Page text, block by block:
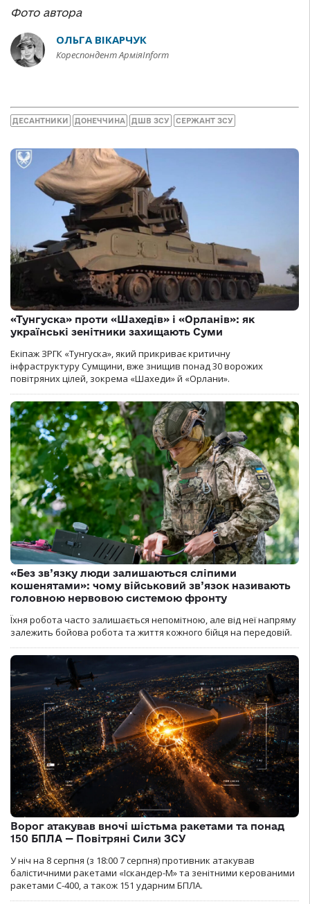
Фото автора
ОЛЬГА ВІКАРЧУК
Кореспондент АрміяInform
ДЕСАНТНИКИ ДОНЕЧЧИНА ДШВ ЗСУ СЕРЖАНТ ЗСУ
«Тунгуска» проти «Шахедів» і «Орланів»: як
українські зенітники захищають Суми
Екіпаж ЗРГК «Тунгуска», який прикриває критичну
інфраструктуру Сумщини, вже знищив понад 30 ворожих
повітряних цілей, зокрема «Шахеди» й «Орлани».
«Без зв’язку люди залишаються сліпими
кошенятами»: чому військовий зв’язок називають
головною нервовою системою фронту
Їхня робота часто залишається непомітною, але від неї напряму
залежить бойова робота та життя кожного бійця на передовій.
Ворог атакував вночі шістьма ракетами та понад
150 БПЛА — Повітряні Сили ЗСУ
У ніч на 8 серпня (з 18:00 7 серпня) противник атакував
балістичними ракетами «Іскандер-М» та зенітними керованими
ракетами С-400, а також 151 ударним БПЛА.